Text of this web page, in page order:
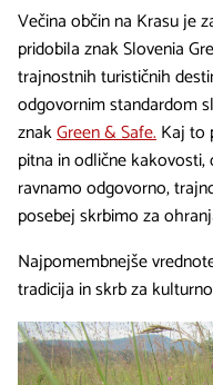
Večina občin na Krasu je
pridobila znak Slovenia
trajnostnih turističnih
odgovornim standardom
znakGreen & Safe.Kaj to
pitna in odlične
ravnamo odgovorno,
posebej skrbimo za
Najpomembnejše
tradicija in skrb za